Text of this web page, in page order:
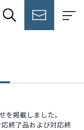
を掲載しました。
応終了品および対応終